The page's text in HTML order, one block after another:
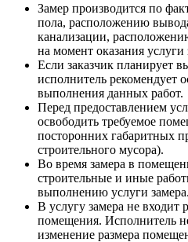
Замер производится по
пола, расположению
канализации,
на момент оказания услуги
Если заказчик планирует
исполнитель рекомендует
выполнения данных работ.
Перед предоставлением
освободить требуемое
посторонних габаритных
строительного мусора).
Во время замера в
строительные и иные
выполнению услуги замера.
В услугу замера не входит
помещения. Исполнитель
изменение размера